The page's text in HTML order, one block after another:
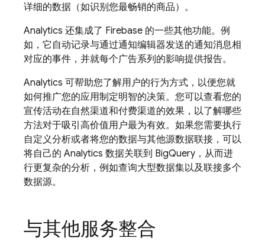
详细的数据（如识别您最畅销的商品）。
Analytics 还集成了 Firebase 的一些其他功能。例
如，它自动记录与通过通知编辑器发送的通知消息相
对应的事件，并就每个广告系列的影响提供报告。
Analytics 可帮助您了解用户的行为方式，以便您就
如何推广您的应用制定明智的决策。您可以查看您的
宣传活动在自然渠道和付费渠道的效果，以了解哪些
方法对于吸引高价值用户最为有效。如果您需要执行
自定义分析或者将您的数据与其他源数据联接，可以
将自己的 Analytics 数据关联到 BigQuery，从而进
行更复杂的分析，例如查询大型数据集以及联接多个
数据源。
与其他服务整合